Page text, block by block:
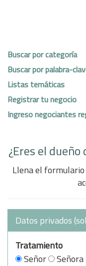
Buscar por categoría
Buscar por palabra-
Listas temáticas
Registrar tu negocio
Ingreso negociantes
¿Eres el dueño
Llena el
Datos privados
Tratamiento
Señor
Señora